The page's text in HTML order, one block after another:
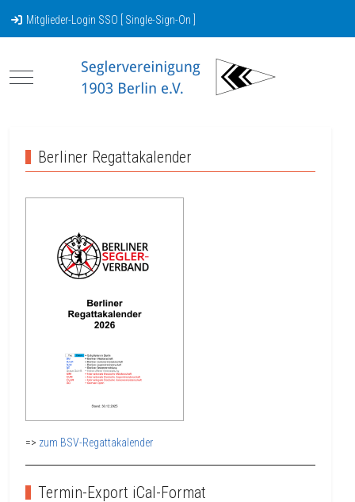
Mitglieder-Login SSO [ Single-Sign-On ]
Mobile Menu Toggle
Berliner Regattakalender
=> zum BSV-Regattakalender
Termin-Export iCal-Format